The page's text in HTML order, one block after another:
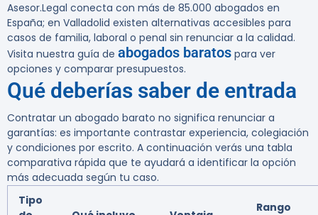
Asesor.Legal conecta con más de 85.000 abogados en
España; en Valladolid existen alternativas accesibles para
casos de familia, laboral o penal sin renunciar a la calidad.
Visita nuestra guía de abogados baratos para ver
opciones y comparar presupuestos.
Qué deberías saber de entrada
Contratar un abogado barato no significa renunciar a
garantías: es importante contrastar experiencia, colegiación
y condiciones por escrito. A continuación verás una tabla
comparativa rápida que te ayudará a identificar la opción
más adecuada según tu caso.
Tipo
Rango